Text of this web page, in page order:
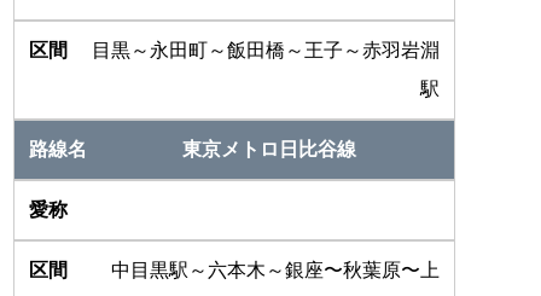
目黒～永田町～飯田橋～王子～赤羽岩淵
駅
東京メトロ日比谷線
中目黒駅～六本木～銀座〜秋葉原〜上